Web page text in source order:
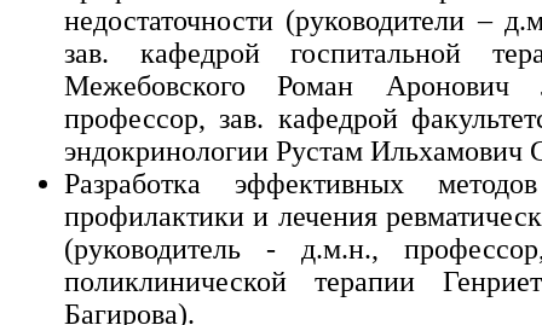
недостаточности (руководители –
зав. кафедрой госпитальной
Межебовского Роман Аронович
профессор, зав. кафедрой
эндокринологии Рустам Ильхамович
Разработка эффективных
профилактики и лечения
(руководитель - д.м.н.,
поликлинической терапии
Багирова).